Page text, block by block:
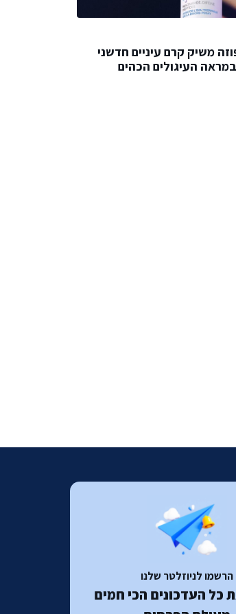
משיק קרם עיניים חדשני
העיגולים הכהים
הרשמו לניוזלטר שלנו
כל העדכונים הכי חמים